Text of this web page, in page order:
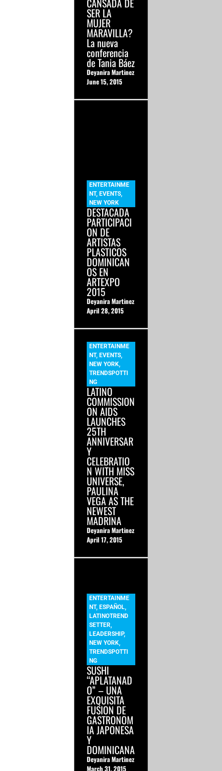
CANSADA DE
SER LA
MUJER
MARAVILLA?
La nueva
conferencia
de Tania Báez
Deyanira Martinez
June 15, 2015
ENTERTAINME
NT, EVENTS,
NEW YORK
DESTACADA
PARTICIPACI
ON DE
ARTISTAS
PLASTICOS
DOMINICAN
OS EN
ARTEXPO
2015
Deyanira Martinez
April 28, 2015
ENTERTAINME
NT, EVENTS,
NEW YORK,
TRENDSPOTTI
NG
LATINO
COMMISSION
ON AIDS
LAUNCHES
25TH
ANNIVERSAR
Y
CELEBRATIO
N WITH MISS
UNIVERSE,
PAULINA
VEGA AS THE
NEWEST
MADRINA
Deyanira Martinez
April 17, 2015
ENTERTAINME
NT, ESPAÑOL,
LATINOTREND
SETTER,
LEADERSHIP,
NEW YORK,
TRENDSPOTTI
NG
SUSHI
“APLATANAD
O” – UNA
EXQUISITA
FUSION DE
GASTRONOM
IA JAPONESA
Y
DOMINICANA
Deyanira Martinez
March 31, 2015